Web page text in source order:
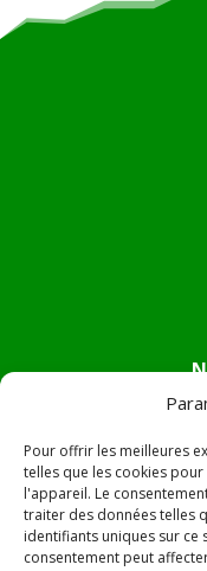
Pour offrir les meilleures
telles que les cookies
l'appareil. Le
traiter des données telles
identifiants uniques sur ce
consentement peut
Mail:
Adresse :